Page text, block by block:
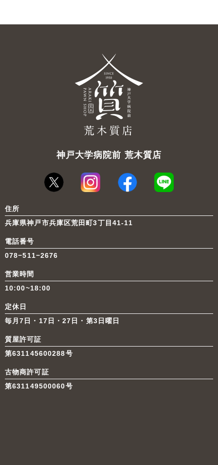
神戸大学病院前 荒木質店
住所
兵庫県神戸市兵庫区荒田町3丁目41-11
電話番号
078−511−2676
営業時間
10:00~18:00
定休日
毎月7日・17日・27日・第3日曜日
質屋許可証
第631145600288号
古物商許可証
第631149500060号